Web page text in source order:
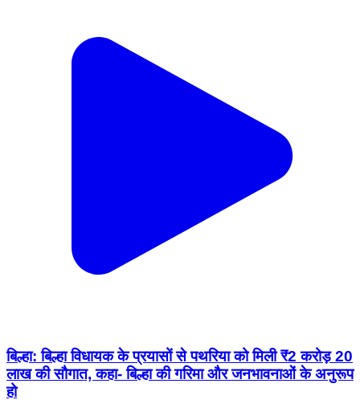
बिल्हा: बिल्हा विधायक के प्रयासों से पथरिया को मिली ₹2 करोड़ 20
लाख की सौगात, कहा- बिल्हा की गरिमा और जनभावनाओं के अनुरूप
हो